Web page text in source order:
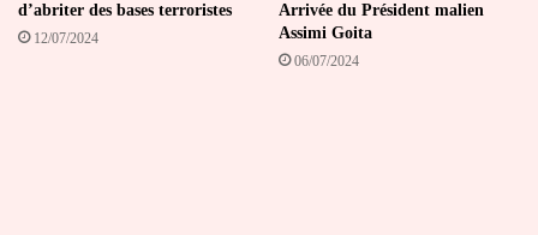
d’abriter des bases terroristes
12/07/2024
Arrivée du Président malien
Assimi Goita
06/07/2024